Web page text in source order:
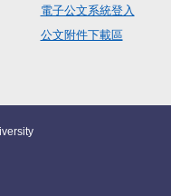
電子公文系統登入
公文附件下載區